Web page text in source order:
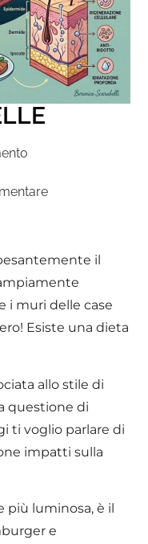
il
i muri delle case
Esiste una dieta
allo stile di
questione di
ti voglio parlare di
impatti sulla
più luminosa, è il
e